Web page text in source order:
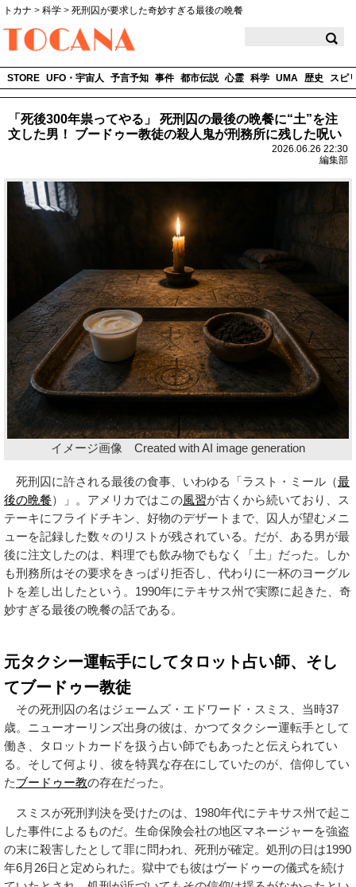
トカナ > 科学 > 死刑囚が要求した奇妙すぎる最後の晩餐
STORE UFO・宇宙人 予言予知 事件 都市伝説 心霊 科学 UMA 歴史 スピ
「死後300年祟ってやる」 死刑囚の最後の晩餐に“土”を注
文した男！ ブードゥー教徒の殺人鬼が刑務所に残した呪い
2026.06.26 22:30
編集部
イメージ画像 Created with AI image generation
死刑囚に許される最後の食事、いわゆる「ラスト・ミール（最
後の晩餐）」。アメリカではこの風習が古くから続いており、ス
テーキにフライドチキン、好物のデザートまで、囚人が望むメニ
ューを記録した数々のリストが残されている。だが、ある男が最
後に注文したのは、料理でも飲み物でもなく「土」だった。しか
も刑務所はその要求をきっぱり拒否し、代わりに一杯のヨーグル
トを差し出したという。1990年にテキサス州で実際に起きた、奇
妙すぎる最後の晩餐の話である。
元タクシー運転手にしてタロット占い師、そし
てブードゥー教徒
その死刑囚の名はジェームズ・エドワード・スミス、当時37
歳。ニューオーリンズ出身の彼は、かつてタクシー運転手として
働き、タロットカードを扱う占い師でもあったと伝えられてい
る。そして何より、彼を特異な存在にしていたのが、信仰してい
たブードゥー教の存在だった。
スミスが死刑判決を受けたのは、1980年代にテキサス州で起こ
した事件によるものだ。生命保険会社の地区マネージャーを強盗
の末に殺害したとして罪に問われ、死刑が確定。処刑の日は1990
年6月26日と定められた。獄中でも彼はヴードゥーの儀式を続け